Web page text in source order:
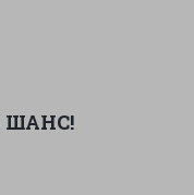
Обучаем с
ШАНС!